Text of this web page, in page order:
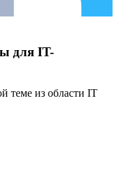
для IT-
теме из области IT